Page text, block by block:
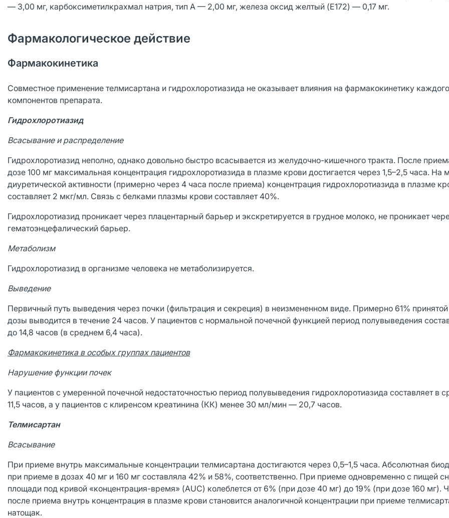
— 3,00 мг, карбоксиметилкрахмал натрия, тип А — 2,00 мг, железа оксид желтый (E172) — 0,17 мг.
Фармакологическое действие
Фармакокинетика
Совместное применение телмисартана и гидрохлоротиазида не оказывает влияния на фармакокинетику
компонентов препарата.
Гидрохлоротиазид
Всасывание и распределение
Гидрохлоротиазид неполно, однако довольно быстро всасывается из желудочно-кишечного тракта. После
дозе 100 мг максимальная концентрация гидрохлоротиазида в плазме крови достигается через 1,5–2,5 часа. На
диуретической активности (примерно через 4 часа после приема) концентрация гидрохлоротиазида в плазме
составляет 2 мкг/мл. Связь с белками плазмы крови составляет 40%.
Гидрохлоротиазид проникает через плацентарный барьер и экскретируется в грудное молоко, не проникает
гематоэнцефалический барьер.
Метаболизм
Гидрохлоротиазид в организме человека не метаболизируется.
Выведение
Первичный путь выведения через почки (фильтрация и секреция) в неизмененном виде. Примерно 61% принятой
дозы выводится в течение 24 часов. У пациентов с нормальной почечной функцией период полувыведения
до 14,8 часов (в среднем 6,4 часа).
Фармакокинетика в особых группах пациентов
Нарушение функции почек
У пациентов с умеренной почечной недостаточностью период полувыведения гидрохлоротиазида составляет в
11,5 часов, а у пациентов с клиренсом креатинина (КК) менее 30 мл/мин — 20,7 часов.
Телмисартан
Всасывание
При приеме внутрь максимальные концентрации телмисартана достигаются через 0,5–1,5 часа. Абсолютная
при приеме в дозах 40 мг и 160 мг составляла 42% и 58%, соответственно. При приеме одновременно с пищей
площади под кривой «концентрация-время» (AUC) колеблется от 6% (при дозе 40 мг) до 19% (при дозе 160 мг).
после приема внутрь концентрация в плазме крови становится аналогичной концентрации при приеме
натощак.